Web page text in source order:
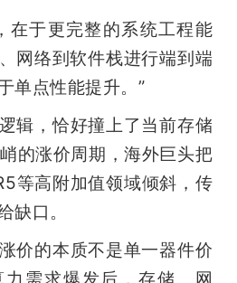
在于更完整的系统工程能
网络到软件栈进行端到端
单点性能提升。”
辑，恰好撞上了当前存储
的涨价周期，海外巨头把
等高附加值领域倾斜，传
缺口。
价的本质不是单一器件价
需求爆发后，存储、网